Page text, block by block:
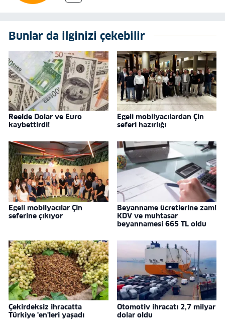
Bunlar da ilginizi çekebilir
Reelde Dolar ve Euro
kaybettirdi!
Egeli mobilyacılardan Çin
seferi hazırlığı
Egeli mobilyacılar Çin
seferine çıkıyor
Beyanname ücretlerine zam!
KDV ve muhtasar
beyannamesi 665 TL oldu
Çekirdeksiz ihracatta
Türkiye 'en'leri yaşadı
Otomotiv ihracatı 2,7 milyar
dolar oldu